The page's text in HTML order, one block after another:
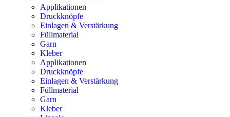
Applikationen
Druckknöpfe
Einlagen & Verstärkung
Füllmaterial
Garn
Kleber
Applikationen
Druckknöpfe
Einlagen & Verstärkung
Füllmaterial
Garn
Kleber